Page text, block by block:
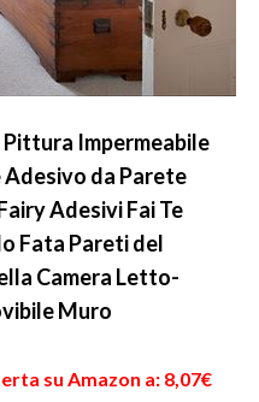
Pittura Impermeabile
da Parete
Adesivi Fai Te
Fata Pareti del
Camera Letto-
Muro
su Amazon a: 8,07€